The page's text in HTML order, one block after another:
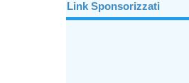
Link Sponsorizzati